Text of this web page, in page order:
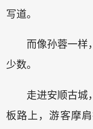
写道。
而像孙蓉一样
少数。
走进安顺古城
板路上，游客摩